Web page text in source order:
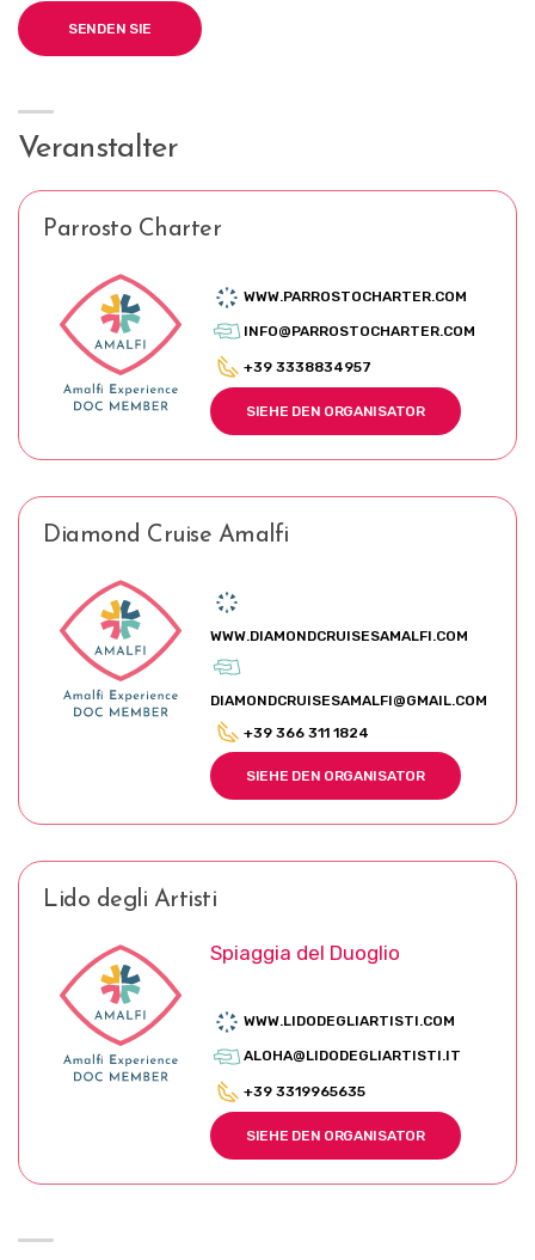
Veranstalter
Parrosto Charter
WWW.PARROSTOCHARTER.COM
INFO@PARROSTOCHARTER.COM
+39 3338834957
SIEHE DEN ORGANISATOR
Diamond Cruise Amalfi
WWW.DIAMONDCRUISESAMALFI.COM
DIAMONDCRUISESAMALFI@GMAIL.COM
+39 366 311 1824
SIEHE DEN ORGANISATOR
Lido degli Artisti
Spiaggia del Duoglio
WWW.LIDODEGLIARTISTI.COM
ALOHA@LIDODEGLIARTISTI.IT
+39 3319965635
SIEHE DEN ORGANISATOR